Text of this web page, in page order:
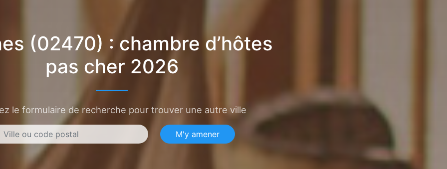
(02470) : chambre d’hôtes
pas cher 2026
le formulaire de recherche pour trouver une autre ville
M'y amener